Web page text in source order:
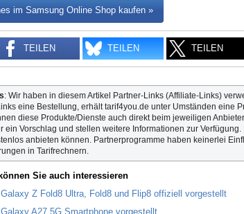
im Samsung Online Shop kaufen »
TEILEN TEILEN TEILEN
: Wir haben in diesem Artikel Partner-Links (Affiliate-Links)
eine Bestellung, erhält tarif4you.de unter Umständen eine
diese Produkte/Dienste auch direkt beim jeweiligen
ein Vorschlag und stellen weitere Informationen zur
anbieten können. Partnerprogramme haben keinerlei
in Tarifrechnern.
Sie auch interessieren
Z Fold8 Ultra, Fold8 und Flip8 offiziell vorgestellt
A27 5G Smartphone vorgestellt